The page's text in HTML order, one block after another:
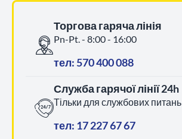
Торгова гаряча лінія
Pn-Pt. - 8:00 - 16:00
тел: 570 400 088
Служба гарячої лінії 24h
Тільки для службових питань
тел: 17 227 67 67